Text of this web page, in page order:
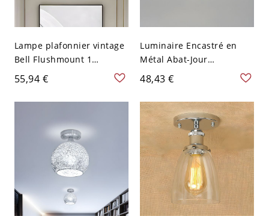
Lampe plafonnier vintage
Bell Flushmount 1
ampoule en verre clair en
chrome pour salon
55,94 €
Luminaire Encastré en
Métal Abat-Jour
Sphérique en Verre
Plafonnier LED Moderne -
Chrome 110 V-120 V
48,43 €